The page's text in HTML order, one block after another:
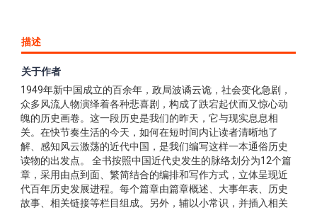
描述
《一本书读懂中国近代史》内容简介：从1840年鸦片战争到
1949年新中国成立的百余年，政局波谲云诡，社会变化急剧，
众多风流人物演绎着各种悲喜剧，构成了跌宕起伏而又惊心动
魄的历史画卷。这一段历史是我们的昨天，它与现实息息相
关。在快节奏生活的今天，如何在短时间内让读者清晰地了
解、感知风云激荡的近代中国，是我们编写这样一本通俗历史
读物的出发点。 全书按照中国近代史发生的脉络划分为12个篇
章，采用由点到面、繁简结合的编排和写作方式，立体呈现近
代百年历史发展进程。每个篇章由篇章概述、大事年表、历史
故事、相关链接等栏目组成。另外，辅以小常识，并插入相关
关于作者